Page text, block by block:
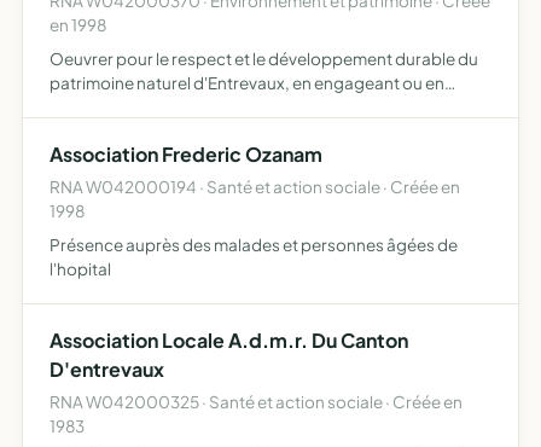
en 1998
Oeuvrer pour le respect et le développement durable du
patrimoine naturel d'Entrevaux, en engageant ou en
créer un l…
Association Frederic Ozanam
RNA W042000194 · Santé et action sociale · Créée en
1998
Présence auprès des malades et personnes âgées de
l'hopital
Association Locale A.d.m.r. Du Canton
D'entrevaux
RNA W042000325 · Santé et action sociale · Créée en
1983